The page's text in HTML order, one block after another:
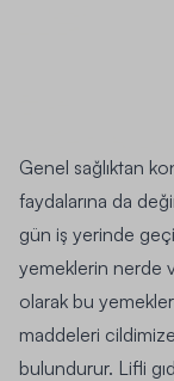
Genel sağlıktan
faydalarına da
gün iş yerinde
yemeklerin nerde
olarak bu
maddeleri
bulundurur. Lifli